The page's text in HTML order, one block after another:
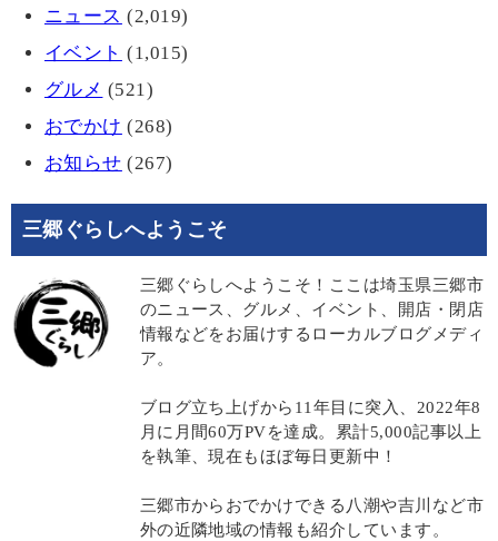
ニュース (2,019)
イベント (1,015)
グルメ (521)
おでかけ (268)
お知らせ (267)
三郷ぐらしへようこそ
三郷ぐらしへようこそ！ここは埼玉県三郷市
のニュース、グルメ、イベント、開店・閉店
情報などをお届けするローカルブログメディ
ア。
ブログ立ち上げから11年目に突入、2022年8
月に月間60万PVを達成。累計5,000記事以上
を執筆、現在もほぼ毎日更新中！
三郷市からおでかけできる八潮や吉川など市
外の近隣地域の情報も紹介しています。